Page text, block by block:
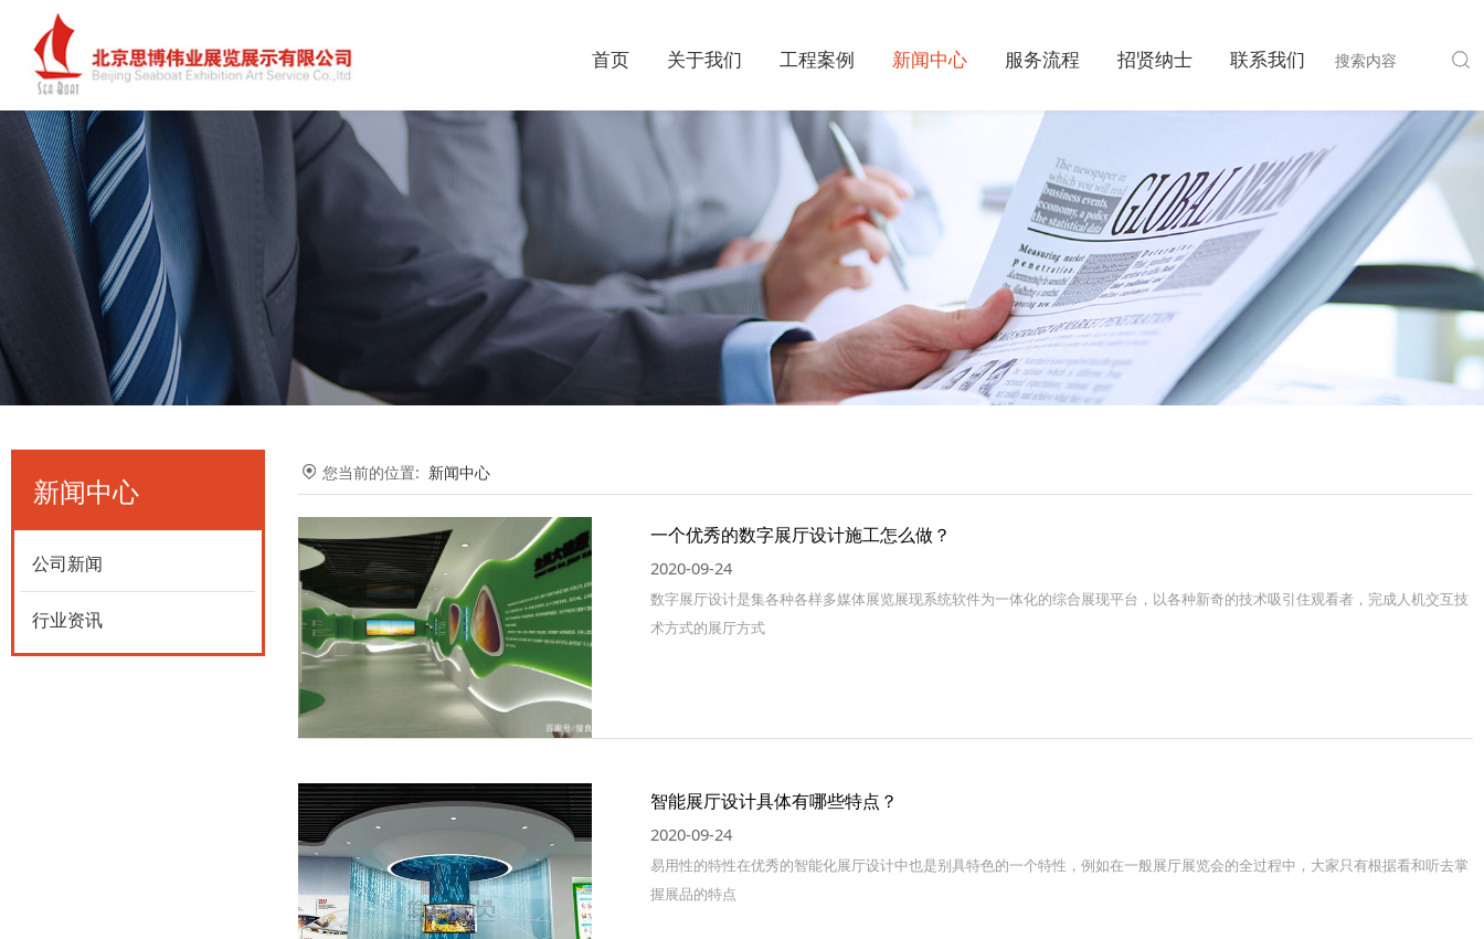
首页 关于我们 工程案例 新闻中心 服务流程 招贤纳士 联系我们
新闻中心
公司新闻
行业资讯
您当前的位置: 新闻中心
一个优秀的数字展厅设计施工怎么做？
2020-09-24
数字展厅设计是集各种各样多媒体展览展现系统软件为一体化的综合展现平台，以各种新奇的技术吸引住观看者，完成人机交互技
术方式的展厅方式
智能展厅设计具体有哪些特点？
2020-09-24
易用性的特性在优秀的智能化展厅设计中也是别具特色的一个特性，例如在一般展厅展览会的全过程中，大家只有根据看和听去掌
握展品的特点